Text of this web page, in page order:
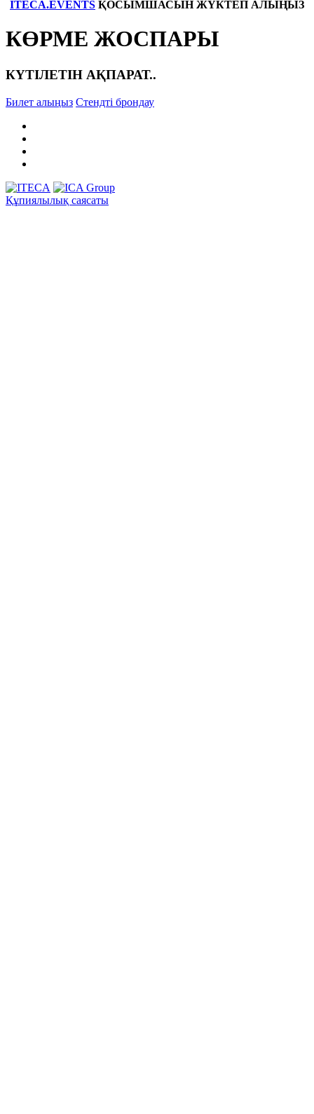
ITECA.EVENTS ҚОСЫМШАСЫН ЖҮКТЕП АЛЫҢЫЗ
КӨРМЕ ЖОСПАРЫ
КҮТІЛЕТІН АҚПАРАТ..
Билет алыңыз Стендті брондау
Құпиялылық саясаты